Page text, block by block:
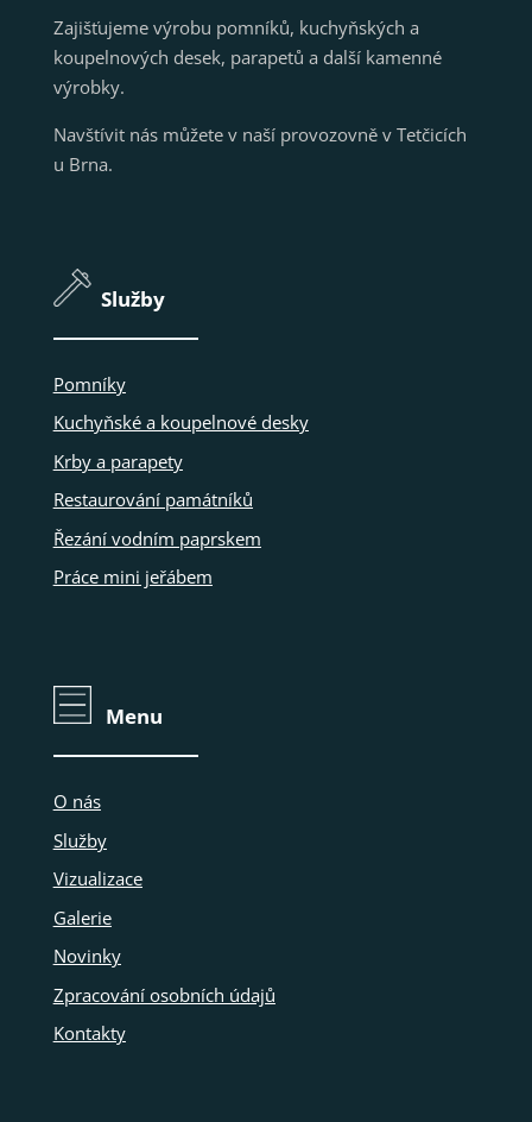
Zajišťujeme výrobu pomníků, kuchyňských a
koupelnových desek, parapetů a další kamenné
výrobky.
Navštívit nás můžete v naší provozovně v Tetčicích
u Brna.
Služby
Pomníky
Kuchyňské a koupelnové desky
Krby a parapety
Restaurování památníků
Řezání vodním paprskem
Práce mini jeřábem
Menu
O nás
Služby
Vizualizace
Galerie
Novinky
Zpracování osobních údajů
Kontakty